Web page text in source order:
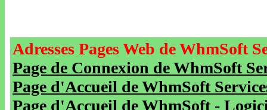
Adresses Pages Web de WhmSoft
Page de Connexion de WhmSoft
Page d'Accueil de WhmSoft
Page d'Accueil de WhmSoft -